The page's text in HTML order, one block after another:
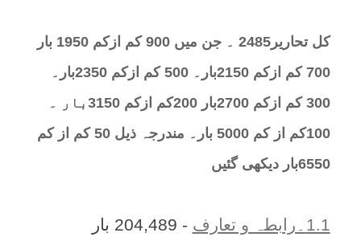
کل تحارير2485 ۔ جن میں 900 کم ازکم 1950 بار
700 کم ازکم 2150بار۔ 500 کم ازکم 2350بار۔
300 کم ازکم 2700بار 200کم ازکم 3150بار ۔
100کم از کم 5000 بار۔ مندرجہ ذیل 50 کم از کم
6550بار دیکھی گئیں
1.1۔رابطہ و تعارف
- 204,489 بار